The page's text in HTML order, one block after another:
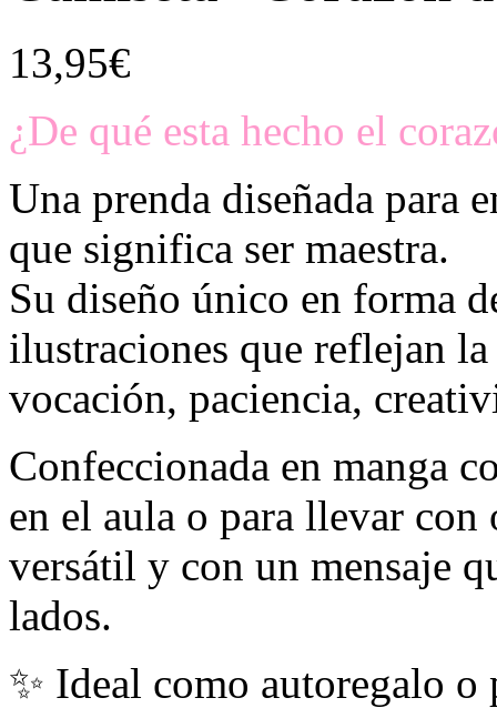
13,95€
¿De qué esta hecho el
Una prenda diseñada para
que significa ser maestra.
Su diseño único en forma
ilustraciones que reflejan
vocación, paciencia,
Confeccionada en manga
en el aula o para llevar
versátil y con un mensaje
lados.
✨ Ideal como autoregalo o